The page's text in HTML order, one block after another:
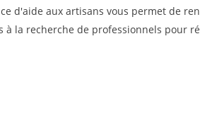
d'aide aux artisans vous permet de
à la recherche de professionnels pour